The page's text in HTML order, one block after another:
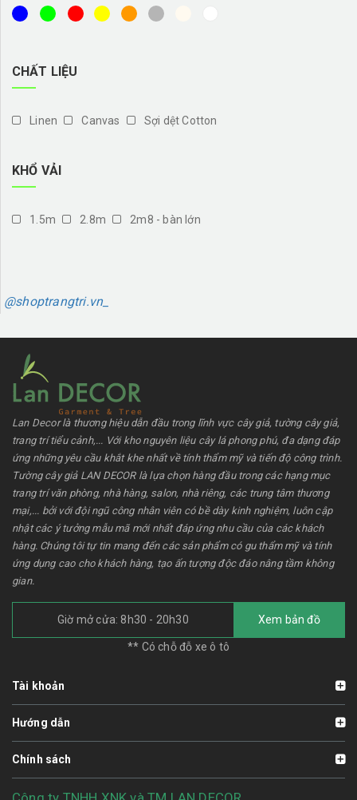
CHẤT LIỆU
Linen Canvas Sợi dệt Cotton
KHỔ VẢI
1.5m 2.8m 2m8 - bàn lớn
@shoptrangtri.vn_
Lan Decor là thương hiệu dẫn đầu trong lĩnh vực cây giả, tường cây giả,
trang trí tiểu cảnh,... Với kho nguyên liệu cây lá phong phú, đa dạng đáp
ứng những yêu cầu khắt khe nhất về tính thẩm mỹ và tiến độ công trình.
Tường cây giả LAN DECOR là lựa chọn hàng đầu trong các hạng mục
trang trí văn phòng, nhà hàng, salon, nhà riêng, các trung tâm thương
mại,... bởi với đội ngũ công nhân viên có bề dày kinh nghiệm, luôn cập
nhật các ý tưởng mẫu mã mới nhất đáp ứng nhu cầu của các khách
hàng. Chúng tôi tự tin mang đến các sản phẩm có gu thẩm mỹ và tính
ứng dụng cao cho khách hàng, tạo ấn tượng độc đáo nâng tầm không
gian.
Giờ mở cửa: 8h30 - 20h30 Xem bản đồ
** Có chỗ đỗ xe ô tô
Tài khoản
Hướng dẫn
Chính sách